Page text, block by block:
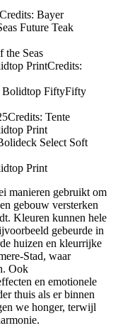
Credits: Bayer
the Seas
Credits:
Credits: Tente
manieren gebruikt om
gebouw versterken
Kleuren kunnen hele
gebeurde in
huizen en kleurrijke
Stad, waar
Ook
en emotionele
thuis als er binnen
we honger, terwijl